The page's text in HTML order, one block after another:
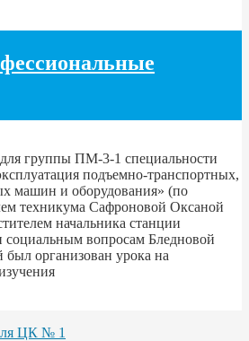
группы ПМ-3-1 специальности
подъемно-транспортных,
машин и оборудования» (по
техникума Сафроновой Оксаной
начальника станции
социальным вопросам Бледновой
организован урока на
ЦК № 1